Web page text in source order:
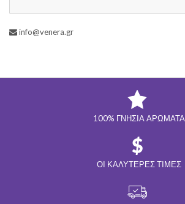
info@venera.gr
100% ΓΝΉΣΙΑ ΑΡΏΜΑΤΑ
ΟΙ ΚΑΛΎΤΕΡΕΣ ΤΙΜΈΣ